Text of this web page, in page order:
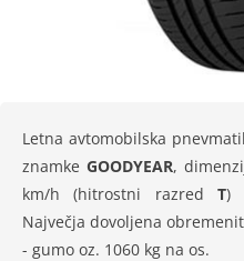
Letna avtomobilska
znamke GOODYEAR,
km/h (hitrostni razred T)
Največja dovoljena
- gumo oz. 1060 kg na os.